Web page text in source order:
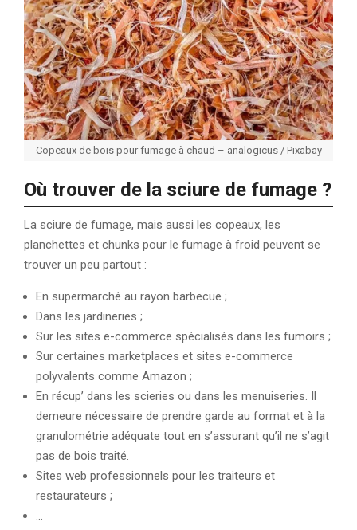
Copeaux de bois pour fumage à chaud – analogicus / Pixabay
Où trouver de la sciure de fumage ?
La sciure de fumage, mais aussi les copeaux, les
planchettes et chunks pour le fumage à froid peuvent se
trouver un peu partout :
En supermarché au rayon barbecue ;
Dans les jardineries ;
Sur les sites e-commerce spécialisés dans les fumoirs ;
Sur certaines marketplaces et sites e-commerce
polyvalents comme Amazon ;
En récup’ dans les scieries ou dans les menuiseries. Il
demeure nécessaire de prendre garde au format et à la
granulométrie adéquate tout en s’assurant qu’il ne s’agit
pas de bois traité.
Sites web professionnels pour les traiteurs et
restaurateurs ;
…